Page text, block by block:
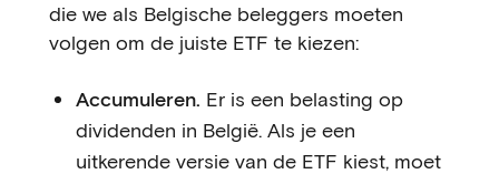
die we als Belgische beleggers moeten
volgen om de juiste ETF te kiezen:
Accumuleren. Er is een belasting op
dividenden in België. Als je een
uitkerende versie van de ETF kiest, moet